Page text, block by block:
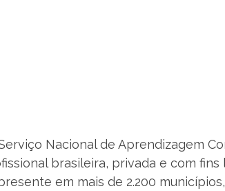
Nacional de Aprendizagem
brasileira, privada e com fins
em mais de 2.200